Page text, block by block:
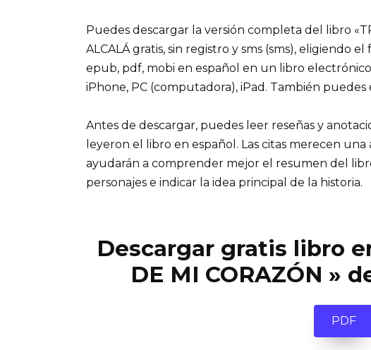
Puedes descargar la versión completa del libro
ALCALÁ gratis, sin registro y sms (sms), eligiendo
epub, pdf, mobi en español en un libro
iPhone, PC (computadora), iPad. También
Antes de descargar, puedes leer reseñas y
leyeron el libro en español. Las citas merecen
ayudarán a comprender mejor el resumen del
personajes e indicar la idea principal de la historia.
Descargar gratis libro
DE MI CORAZÓN »
PDF